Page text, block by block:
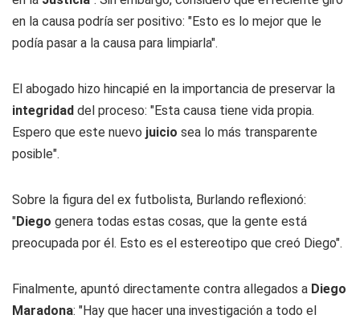
en la causa podría ser positivo: "Esto es lo mejor que le
podía pasar a la causa para limpiarla".
El abogado hizo hincapié en la importancia de preservar la
integridad del proceso: "Esta causa tiene vida propia.
Espero que este nuevo juicio sea lo más transparente
posible".
Sobre la figura del ex futbolista, Burlando reflexionó:
"Diego genera todas estas cosas, que la gente está
preocupada por él. Esto es el estereotipo que creó Diego".
Finalmente, apuntó directamente contra allegados a Diego
Maradona: "Hay que hacer una investigación a todo el